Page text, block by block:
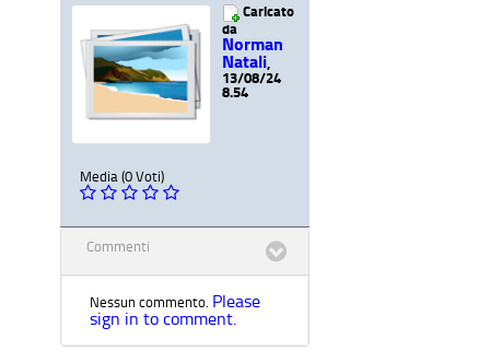
Caricato
da
Norman
Natali
13/08/24
8.54
Media (0 Voti)
Commenti
Nessun commento. Please
sign in to comment.